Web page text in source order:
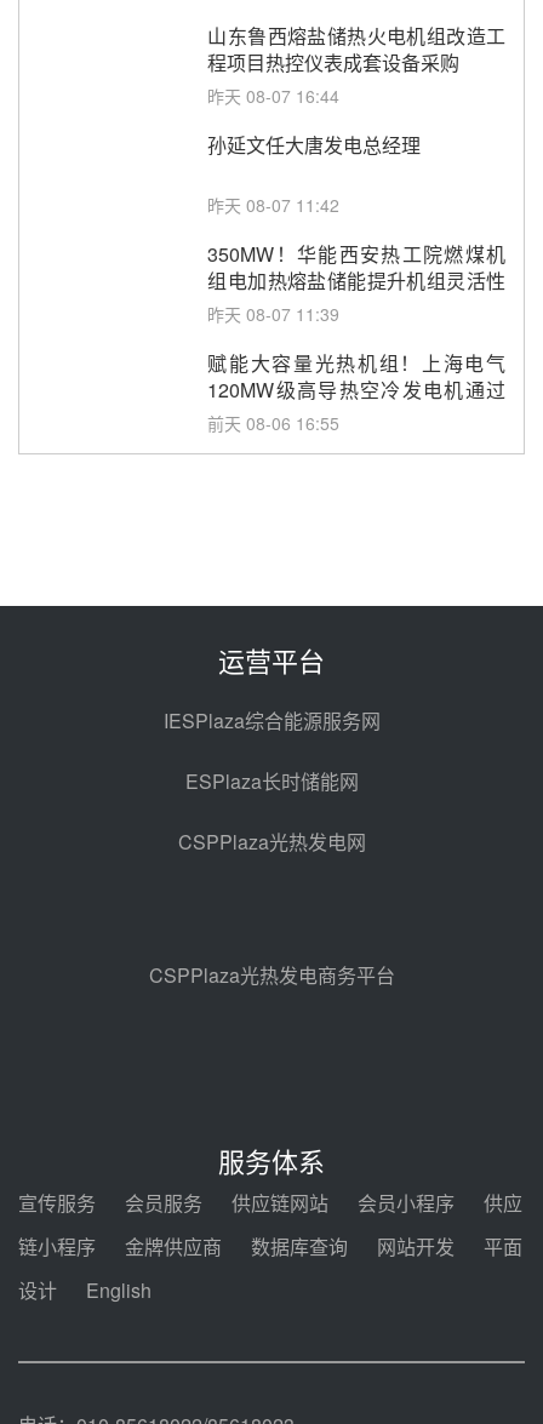
山东鲁西熔盐储热火电机组改造工
程项目热控仪表成套设备采购
昨天 08-07 16:44
孙延文任大唐发电总经理
昨天 08-07 11:42
350MW！华能西安热工院燃煤机
组电加热熔盐储能提升机组灵活性
改造项目初步设计第三方评审服务
昨天 08-07 11:39
赋能大容量光热机组！上海电气
120MW级高导热空冷发电机通过
型式试验
前天 08-06 16:55
100MW光工程性能试验采购
光热示范电站二列蒸汽发生器设备
亚核阀业中标天山北麓100MW光
热发电工程EPC总承包项目熔盐截
止阀、熔盐三偏心蝶阀采购
08-05 17:15
包项目熔盐介质超声波流量计采购
08-05 17:09
电机组灵活性改造项目三元液态盐
采购合同
迪尔化工预中标华能西安热工院
2026-2029年熔盐介质框架协议
100MW光热项目机组调试及性能
运营平台
IESPlaza综合能源服务网
ESPlaza长时储能网
CSPPlaza光热发电网
CSPPlaza光热发电商务平台
服务体系
宣传服务 会员服务 供应链网站 会员小程序
供应
链小程序
金牌供应商 数据库查询 网站开发
平面
设计
English